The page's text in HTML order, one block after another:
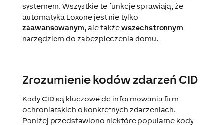
systemem. Wszystkie te funkcje sprawiają, że
automatyka Loxone jest nie tylko
zaawansowanym, ale takżewszechstronnym
narzędziem do zabezpieczenia domu.
Zrozumienie kodów zdarzeń CID
Kody CID są kluczowe do informowania firm
ochroniarskich o konkretnych zdarzeniach.
Poniżej przedstawiono niektóre popularne kody